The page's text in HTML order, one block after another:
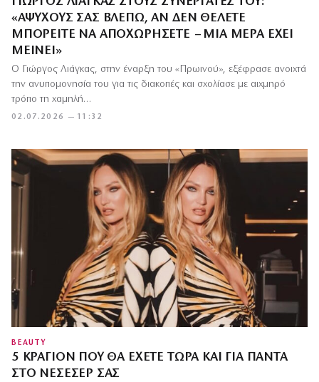
«ΆΨΥΧΟΥΣ ΣΑΣ ΒΛΈΠΩ, ΑΝ ΔΕΝ ΘΈΛΕΤΕ
ΜΠΟΡΕΊΤΕ ΝΑ ΑΠΟΧΩΡΉΣΕΤΕ – ΜΙΑ ΜΈΡΑ ΈΧΕΙ
ΜΕΊΝΕΙ»
02.07.2026 — 11:32
Ο Γιώργος Λιάγκας, στην έναρξη του «Πρωινού», εξέφρασε ανοιχτά
την ανυπομονησία του για τις διακοπές και σχολίασε με αιχμηρό
τρόπο τη χαμηλή…
BEAUTY
5 ΚΡΑΓΙΌΝ ΠΟΥ ΘΑ ΈΧΕΤΕ ΤΏΡΑ ΚΑΙ ΓΙΑ ΠΆΝΤΑ
ΣΤΟ ΝΕΣΕΣΈΡ ΣΑΣ